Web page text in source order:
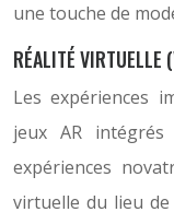
une touche de
RÉALITÉ VIRTUELLE
Les expériences
jeux AR intégrés
expériences
virtuelle du lieu